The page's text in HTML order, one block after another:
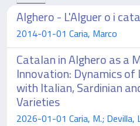
Alghero - L'Alguer o i
2014-01-01 Caria, Marco
Catalan in Alghero as a
Innovation: Dynamics
with Italian, Sardinian
Varieties
2026-01-01 Caria, M.; Devilla,